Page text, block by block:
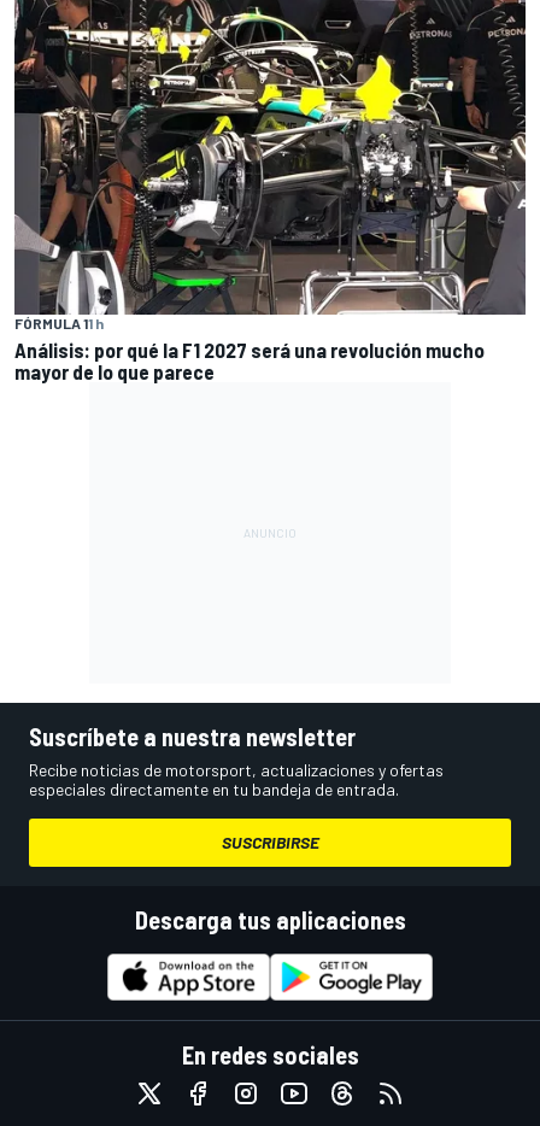
FÓRMULA 11 h
Análisis: por qué la F1 2027 será una revolución mucho
mayor de lo que parece
Suscríbete a nuestra newsletter
Recibe noticias de motorsport, actualizaciones y ofertas
especiales directamente en tu bandeja de entrada.
SUSCRIBIRSE
Descarga tus aplicaciones
En redes sociales